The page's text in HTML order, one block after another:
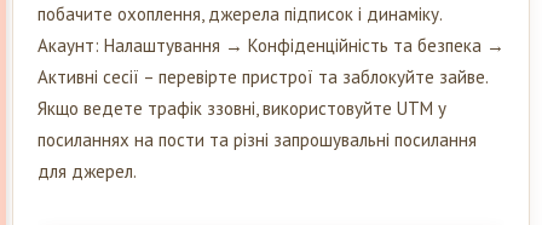
побачите охоплення, джерела підписок і динаміку.
Акаунт: Налаштування → Конфіденційність та безпека →
Активні сесії – перевірте пристрої та заблокуйте зайве.
Якщо ведете трафік ззовні, використовуйте UTM у
посиланнях на пости та різні запрошувальні посилання
для джерел.